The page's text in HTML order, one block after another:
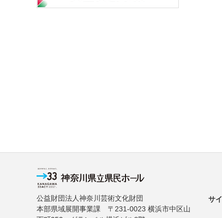
公益財団法人神奈川芸術文化財団
本部県域展開事業課 〒231-0023 横浜市中区山
サ